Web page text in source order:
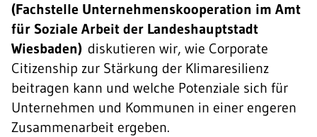
(Fachstelle Unternehmenskooperation im Amt
für Soziale Arbeit der Landeshauptstadt
Wiesbaden) diskutieren wir, wie Corporate
Citizenship zur Stärkung der Klimaresilienz
beitragen kann und welche Potenziale sich für
Unternehmen und Kommunen in einer engeren
Zusammenarbeit ergeben.